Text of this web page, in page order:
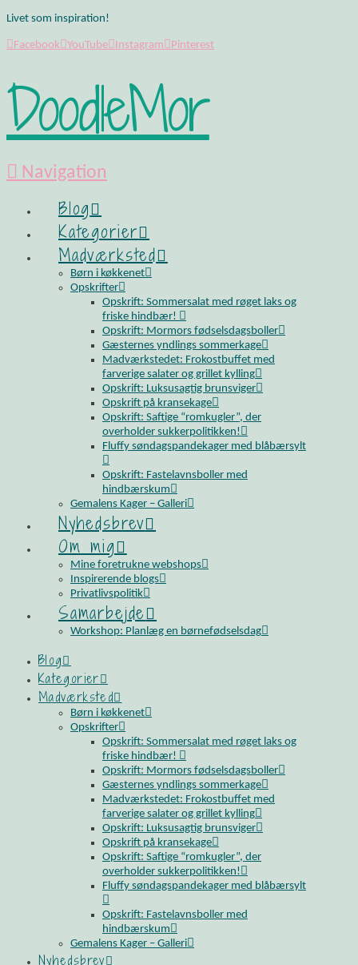
Livet som inspiration!
Facebook YouTube Instagram Pinterest
DoodleMor
Navigation
Blog
Kategorier
Madværksted
Børn i køkkenet
Opskrifter
Opskrift: Sommersalat med røget laks og
friske hindbær!
Opskrift: Mormors fødselsdagsboller
Gæsternes yndlings sommerkage
Madværkstedet: Frokostbuffet med
farverige salater og grillet kylling
Opskrift: Luksusagtig brunsviger
Opskrift på kransekage
Opskrift: Saftige “romkugler”, der
overholder sukkerpolitikken!
Fluffy søndagspandekager med blåbærsylt
Opskrift: Fastelavnsboller med
hindbærskum
Gemalens Kager – Galleri
Nyhedsbrev
Om mig
Mine foretrukne webshops
Inspirerende blogs
Privatlivspolitik
Samarbejde
Workshop: Planlæg en børnefødselsdag
Blog
Kategorier
Madværksted
Børn i køkkenet
Opskrifter
Opskrift: Sommersalat med røget laks og
friske hindbær!
Opskrift: Mormors fødselsdagsboller
Gæsternes yndlings sommerkage
Madværkstedet: Frokostbuffet med
farverige salater og grillet kylling
Opskrift: Luksusagtig brunsviger
Opskrift på kransekage
Opskrift: Saftige “romkugler”, der
overholder sukkerpolitikken!
Fluffy søndagspandekager med blåbærsylt
Opskrift: Fastelavnsboller med
hindbærskum
Gemalens Kager – Galleri
Nyhedsbrev